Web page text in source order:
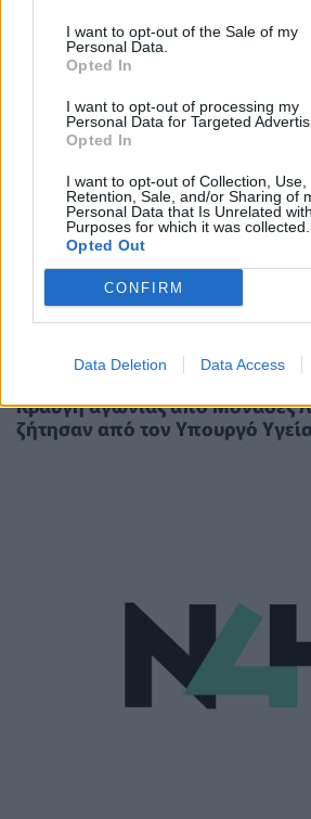
I want to opt-out of the Sale of my
Personal Data.
Opted In
I want to opt-out of processing my
Personal Data for Targeted
Opted In
I want to opt-out of Collection, Use,
Retention, Sale, and/or Sharing of
Personal Data that Is Unrelated
Purposes for which it was collected.
Opted Out
CONFIRM
Data Deletion Data Access
09/09/2020 - 15:49
Κραυγή αγωνίας από Μονάδες
ζήτησαν από τον Υπουργό